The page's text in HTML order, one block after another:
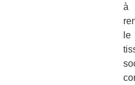
à
le